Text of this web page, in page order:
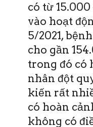
có từ
vào hoạt
5/2021,
cho gần
trong đó có
nhân đột
kiến rất
có hoàn
không có